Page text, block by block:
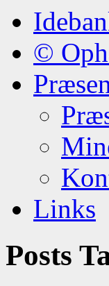
©
Links
Posts